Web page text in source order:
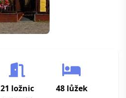
21 ložnic 48 lůžek